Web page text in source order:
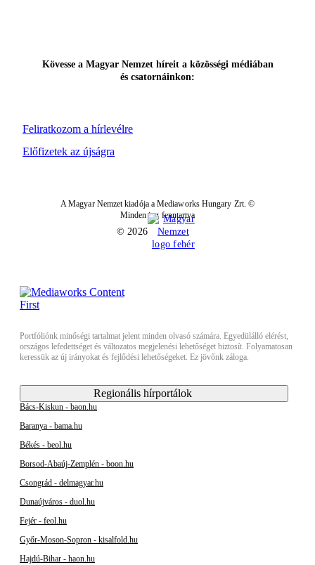
Feliratkozom a hírlevélre
Kövesse a Magyar Nemzet híreit a közösségi médiában
és csatornáinkon:
Előfizetek az újságra
A Magyar Nemzet kiadója a Mediaworks Hungary Zrt. ©
Minden jog fenntartva
© 2026
Portfóliónk minőségi tartalmat jelent minden olvasó számára. Egyedülálló elérést,
országos lefedettséget és változatos megjelenési lehetőséget biztosít. Folyamatosan
keressük az új irányokat és fejlődési lehetőségeket. Ez jövőnk záloga.
Regionális hírportálok
Bács-Kiskun - baon.hu
Baranya - bama.hu
Békés - beol.hu
Borsod-Abaúj-Zemplén - boon.hu
Csongrád - delmagyar.hu
Dunaújváros - duol.hu
Fejér - feol.hu
Győr-Moson-Sopron - kisalfold.hu
Hajdú-Bihar - haon.hu